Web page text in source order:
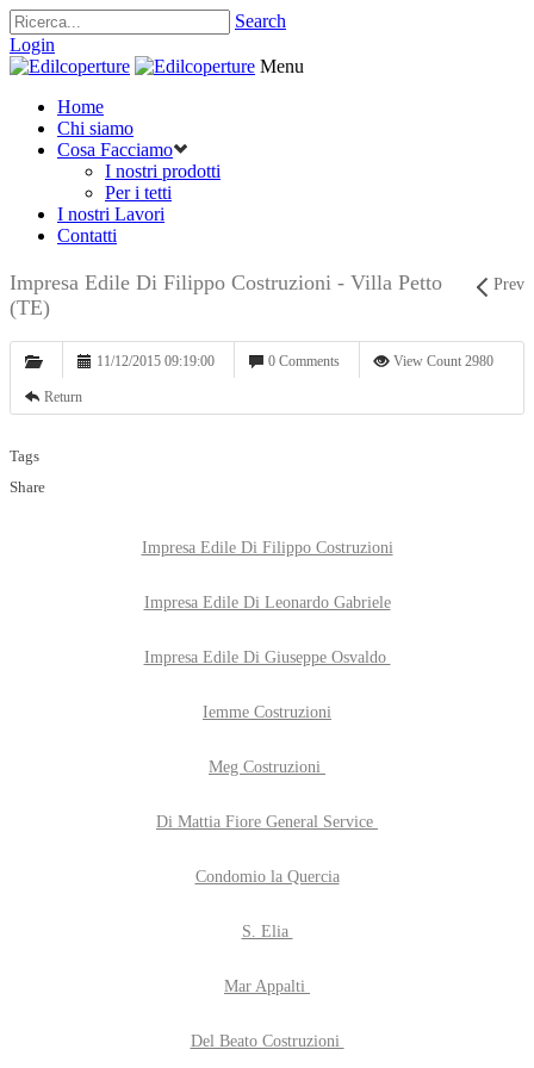
Search
Login
Menu
Home
Chi siamo
Cosa Facciamo
I nostri prodotti
Per i tetti
I nostri Lavori
Contatti
Prev
Impresa Edile Di Filippo Costruzioni - Villa Petto
(TE)
11/12/2015 09:19:00 0 Comments View Count 2980
Return
Tags
Share
Impresa Edile Di Filippo Costruzioni
Impresa Edile Di Leonardo Gabriele
Impresa Edile Di Giuseppe Osvaldo
Iemme Costruzioni
Meg Costruzioni
Di Mattia Fiore General Service
Condomio la Quercia
S. Elia
Mar Appalti
Del Beato Costruzioni